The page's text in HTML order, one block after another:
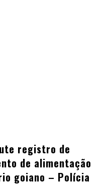
registro de
de alimentação
goiano – Polícia